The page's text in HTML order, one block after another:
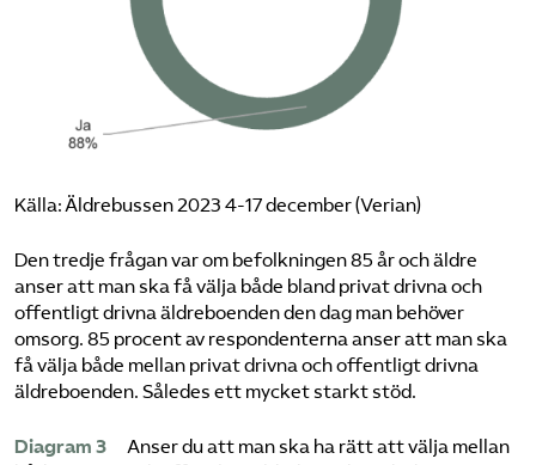
Källa: Äldrebussen 2023 4-17 december (Verian)
Den tredje frågan var om befolkningen 85 år och äldre
anser att man ska få välja både bland privat drivna och
offentligt drivna äldreboenden den dag man behöver
omsorg. 85 procent av respondenterna anser att man ska
få välja både mellan privat drivna och offentligt drivna
äldreboenden. Således ett mycket starkt stöd.
Diagram 3 Anser du att man ska ha rätt att välja mellan